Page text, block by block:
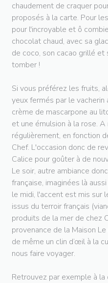
chaudement de craquer
proposés à la carte. Pour
pour l'incroyable et ô
chocolat chaud, avec sa
de coco, son cacao grillé
tomber !
Si vous préférez les fruits,
yeux fermés par le
crème de mascarpone au
et une émulsion à la rose.
régulièrement, en fonction
Chef. L'occasion donc de
Calice pour goûter à de
Le soir, autre ambiance
française, imaginées là
le midi, l'accent est mis sur
issus du terroir français
produits de la mer de chez
provenance de la Maison
de même un clin d’œil à la
nous faire voyager.
Retrouvez par exemple à